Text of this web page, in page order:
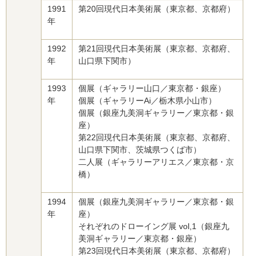
1991
年
第20回現代日本美術展（東京都、京都府）
1992
年
第21回現代日本美術展（東京都、京都府、
山口県下関市）
1993
年
個展（ギャラリー山口／東京都・銀座）
個展（ギャラリーAi／栃木県小山市）
個展（銀座九美洞ギャラリー／東京都・銀
座）
第22回現代日本美術展（東京都、京都府、
山口県下関市、茨城県つくば市）
二人展（ギャラリーアリエス／東京都・京
橋）
1994
年
個展（銀座九美洞ギャラリー／東京都・銀
座）
それぞれのドローイング展 vol,1（銀座九
美洞ギャラリー／東京都・銀座）
第23回現代日本美術展（東京都、京都府）